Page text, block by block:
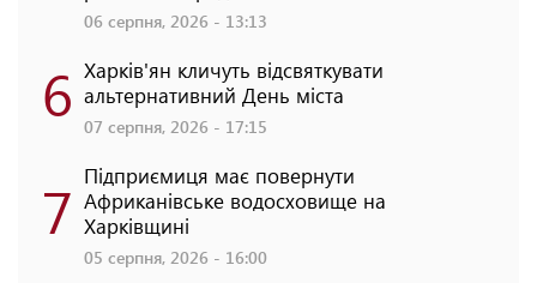
06 серпня, 2026 - 13:13
6 Харків'ян кличуть відсвяткувати
альтернативний День міста
07 серпня, 2026 - 17:15
7 Підприємиця має повернути
Африканівське водосховище на
Харківщині
05 серпня, 2026 - 16:00